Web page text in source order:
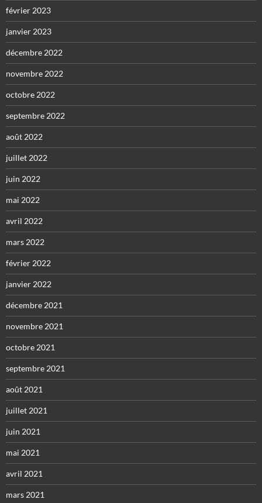
février 2023
janvier 2023
décembre 2022
novembre 2022
octobre 2022
septembre 2022
août 2022
juillet 2022
juin 2022
mai 2022
avril 2022
mars 2022
février 2022
janvier 2022
décembre 2021
novembre 2021
octobre 2021
septembre 2021
août 2021
juillet 2021
juin 2021
mai 2021
avril 2021
mars 2021